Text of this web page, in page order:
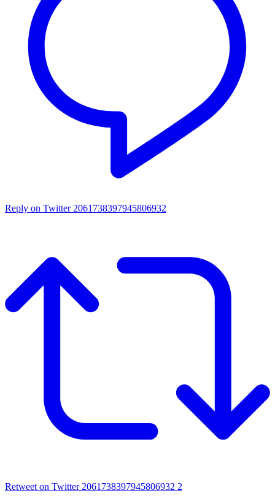
Reply on Twitter 2061738397945806932
Retweet on Twitter 2061738397945806932 2